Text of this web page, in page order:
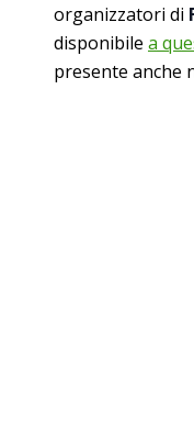
organizzatori di
disponibile a
presente anche